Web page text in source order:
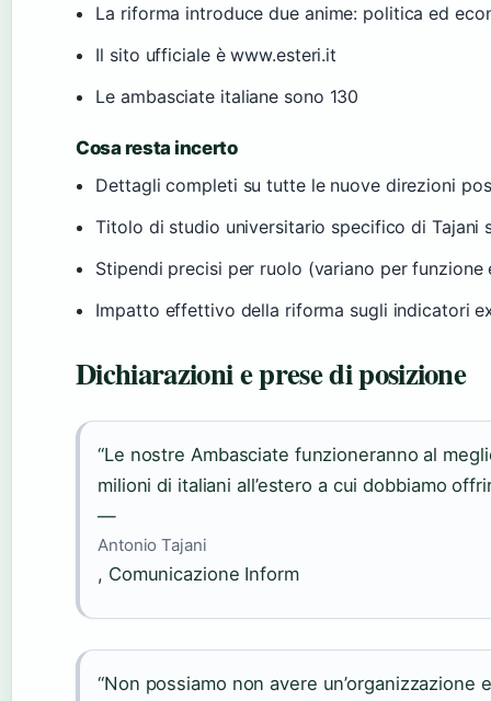
La riforma introduce due anime: politica ed
Il sito ufficiale è www.esteri.it
Le ambasciate italiane sono 130
Cosa resta incerto
Dettagli completi su tutte le nuove direzioni
Titolo di studio universitario specifico di Tajani
Stipendi precisi per ruolo (variano per funzione
Impatto effettivo della riforma sugli indicatori
Dichiarazioni e prese di posizione
“Le nostre Ambasciate funzioneranno al
milioni di italiani all’estero a cui dobbiamo
—
Antonio Tajani
, Comunicazione Inform
“Non possiamo non avere